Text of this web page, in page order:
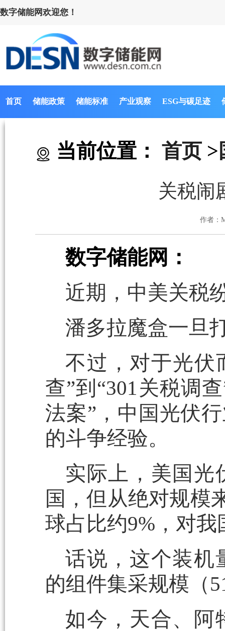
数字储能网欢迎您！
首页 储能政策 储能标准 产业观察 ESG与碳足迹
当前位置： 首页 >
关税闹
作者：
数字储能网：
近期，中美关税
潘多拉魔盒一旦
不过，对于光伏
查”到“301关税调
法案”，中国光伏
的斗争经验。
实际上，美国光
国，但从绝对规模
球占比约9%，对
话说，这个装机
的组件集采规模（
如今，天合、阿